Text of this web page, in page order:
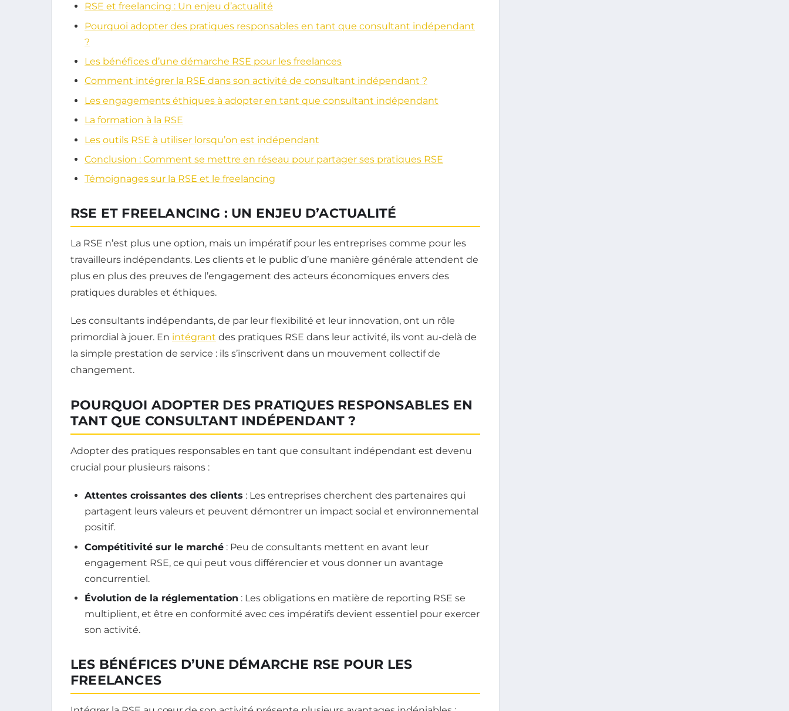
RSE et freelancing : Un enjeu d’actualité
Pourquoi adopter des pratiques responsables en tant que consultant indépendant
?
Les bénéfices d’une démarche RSE pour les freelances
Comment intégrer la RSE dans son activité de consultant indépendant ?
Les engagements éthiques à adopter en tant que consultant indépendant
La formation à la RSE
Les outils RSE à utiliser lorsqu’on est indépendant
Conclusion : Comment se mettre en réseau pour partager ses pratiques RSE
Témoignages sur la RSE et le freelancing
RSE ET FREELANCING : UN ENJEU D’ACTUALITÉ
La RSE n’est plus une option, mais un impératif pour les entreprises comme pour les
travailleurs indépendants. Les clients et le public d’une manière générale attendent de
plus en plus des preuves de l’engagement des acteurs économiques envers des
pratiques durables et éthiques.
Les consultants indépendants, de par leur flexibilité et leur innovation, ont un rôle
primordial à jouer. En intégrant des pratiques RSE dans leur activité, ils vont au-delà de
la simple prestation de service : ils s’inscrivent dans un mouvement collectif de
changement.
POURQUOI ADOPTER DES PRATIQUES RESPONSABLES EN
TANT QUE CONSULTANT INDÉPENDANT ?
Adopter des pratiques responsables en tant que consultant indépendant est devenu
crucial pour plusieurs raisons :
Attentes croissantes des clients : Les entreprises cherchent des partenaires qui
partagent leurs valeurs et peuvent démontrer un impact social et environnemental
positif.
Compétitivité sur le marché : Peu de consultants mettent en avant leur
engagement RSE, ce qui peut vous différencier et vous donner un avantage
concurrentiel.
Évolution de la réglementation : Les obligations en matière de reporting RSE se
multiplient, et être en conformité avec ces impératifs devient essentiel pour exercer
son activité.
LES BÉNÉFICES D’UNE DÉMARCHE RSE POUR LES
FREELANCES